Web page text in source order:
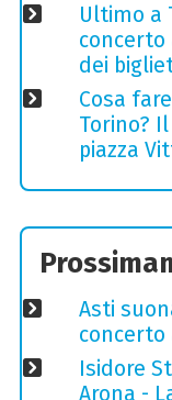
Ultimo a
concerto
dei
Cosa
Torino?
piazza
Asti
concerto
Isidore
Arona -